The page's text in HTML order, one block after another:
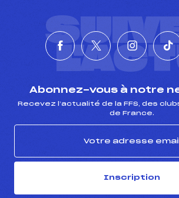
Abonnez-vous à notre
Recevez l’actualité de la FFS, des
de France.
Inscription